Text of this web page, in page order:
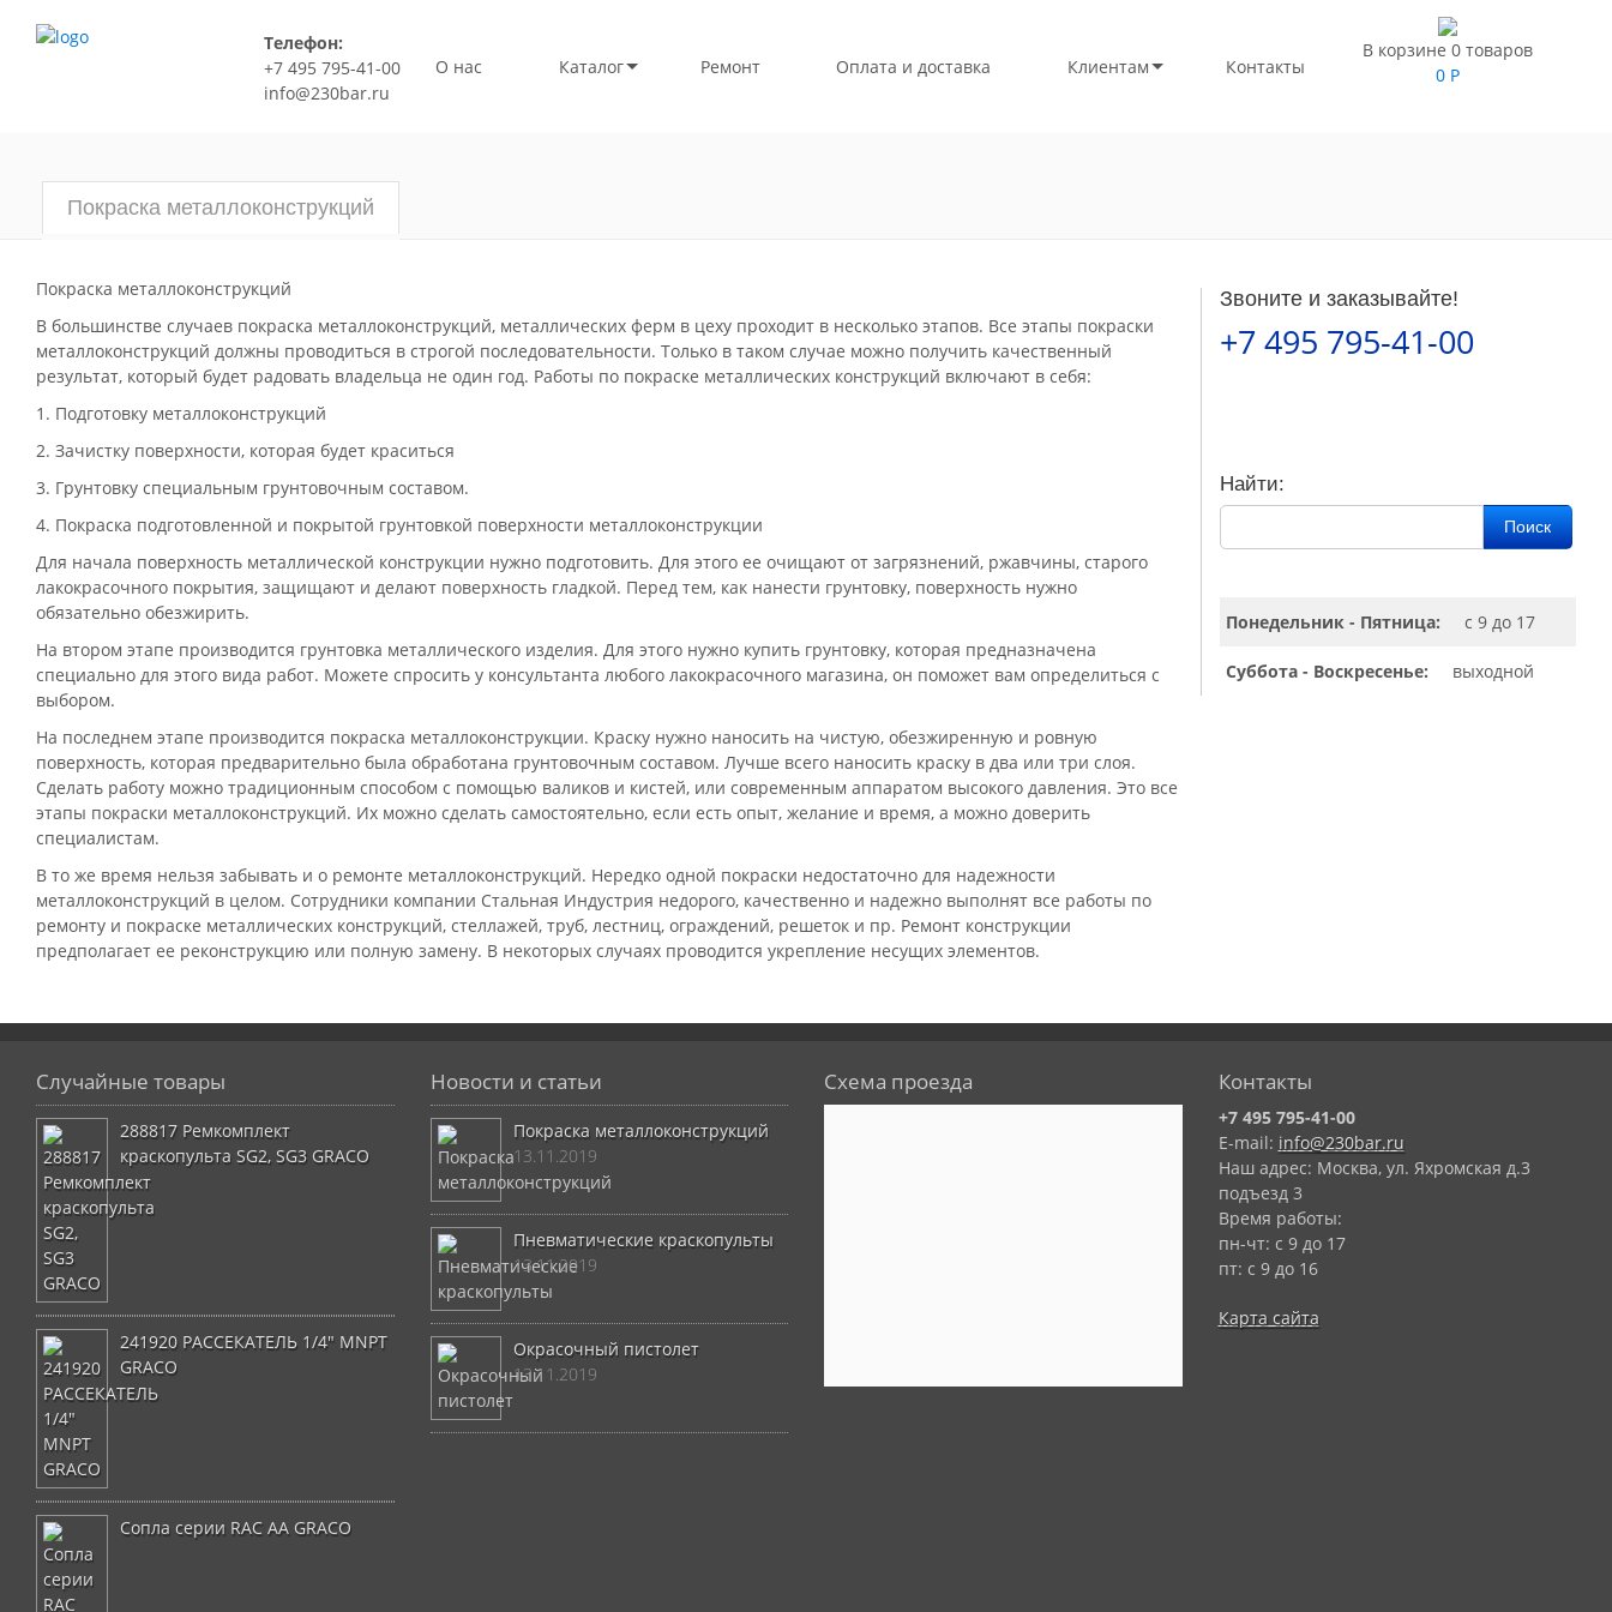
Телефон:
+7 495 795-41-00
info@230bar.ru
О нас Каталог Ремонт Оплата и доставка Клиентам Контакты
В корзине 0 товаров
0 Р
Покраска металлоконструкций
Покраска металлоконструкций
В большинстве случаев покраска металлоконструкций, металлических ферм в цеху проходит в несколько этапов. Все этапы покраски
металлоконструкций должны проводиться в строгой последовательности. Только в таком случае можно получить качественный
результат, который будет радовать владельца не один год. Работы по покраске металлических конструкций включают в себя:
1. Подготовку металлоконструкций
2. Зачистку поверхности, которая будет краситься
3. Грунтовку специальным грунтовочным составом.
4. Покраска подготовленной и покрытой грунтовкой поверхности металлоконструкции
Для начала поверхность металлической конструкции нужно подготовить. Для этого ее очищают от загрязнений, ржавчины, старого
лакокрасочного покрытия, защищают и делают поверхность гладкой. Перед тем, как нанести грунтовку, поверхность нужно
обязательно обезжирить.
На втором этапе производится грунтовка металлического изделия. Для этого нужно купить грунтовку, которая предназначена
специально для этого вида работ. Можете спросить у консультанта любого лакокрасочного магазина, он поможет вам определиться с
выбором.
На последнем этапе производится покраска металлоконструкции. Краску нужно наносить на чистую, обезжиренную и ровную
поверхность, которая предварительно была обработана грунтовочным составом. Лучше всего наносить краску в два или три слоя.
Сделать работу можно традиционным способом с помощью валиков и кистей, или современным аппаратом высокого давления. Это все
этапы покраски металлоконструкций. Их можно сделать самостоятельно, если есть опыт, желание и время, а можно доверить
специалистам.
В то же время нельзя забывать и о ремонте металлоконструкций. Нередко одной покраски недостаточно для надежности
металлоконструкций в целом. Сотрудники компании Стальная Индустрия недорого, качественно и надежно выполнят все работы по
ремонту и покраске металлических конструкций, стеллажей, труб, лестниц, ограждений, решеток и пр. Ремонт конструкции
предполагает ее реконструкцию или полную замену. В некоторых случаях проводится укрепление несущих элементов.
Звоните и заказывайте!
+7 495 795-41-00
Найти:
Поиск
Понедельник - Пятница: с 9 до 17
Суббота - Воскресенье: выходной
Случайные товары
288817 Ремкомплект
краскопульта SG2, SG3 GRACO
241920 РАССЕКАТЕЛЬ 1/4″ MNPT
GRACO
Сопла серии RAC AA GRACO
Новости и статьи
Покраска металлоконструкций
13.11.2019
Пневматические краскопульты
13.11.2019
Окрасочный пистолет
13.11.2019
Схема проезда Контакты
+7 495 795-41-00
E-mail: info@230bar.ru
Наш адрес: Москва, ул. Яхромская д.3
подъезд 3
Время работы:
пн-чт: с 9 до 17
пт: с 9 до 16
Карта сайта